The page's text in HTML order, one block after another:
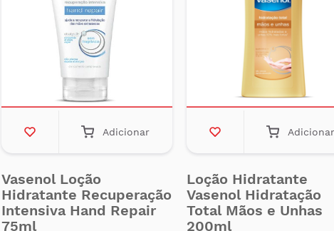
Adicionar
Vasenol Loção
Hidratante Recuperação
Intensiva Hand Repair
75ml
Adicionar
Loção Hidratante
Vasenol Hidratação
Total Mãos e Unhas
200ml